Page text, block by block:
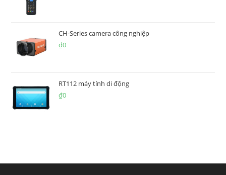
CH-Series camera công nghiệp
₫0
RT112 máy tính di động
₫0